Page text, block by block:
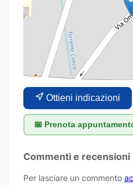
Ottieni indicazioni
📅 Prenota
Commenti e recensioni
Per lasciare un commento